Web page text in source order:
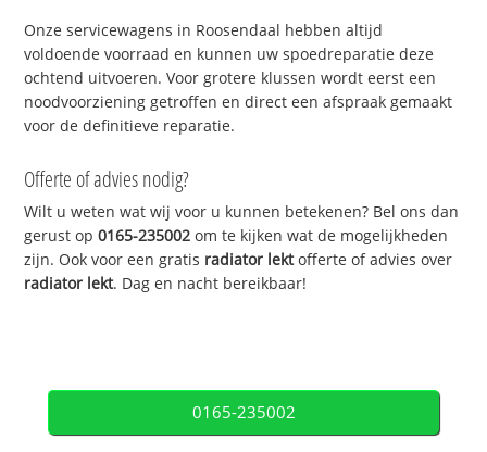
Onze servicewagens in Roosendaal hebben altijd
voldoende voorraad en kunnen uw spoedreparatie deze
ochtend uitvoeren. Voor grotere klussen wordt eerst een
noodvoorziening getroffen en direct een afspraak gemaakt
voor de definitieve reparatie.
Offerte of advies nodig?
Wilt u weten wat wij voor u kunnen betekenen? Bel ons dan
gerust op0165-235002 om te kijken wat de mogelijkheden
zijn. Ook voor een gratis radiator lektofferte of advies over
radiator lekt. Dag en nacht bereikbaar!
0165-235002